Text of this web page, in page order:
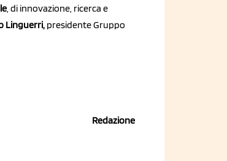
, di innovazione, ricerca e
Linguerri, presidente Gruppo
Redazione